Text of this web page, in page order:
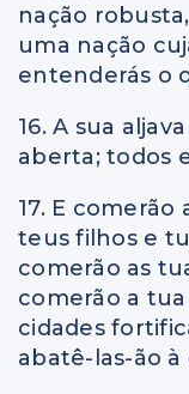
nação robusta,
uma nação
entenderás o
16. A sua
aberta; todos
17. E
teus filhos e
comerão as
comerão a
cidades
abatê-las-ão à